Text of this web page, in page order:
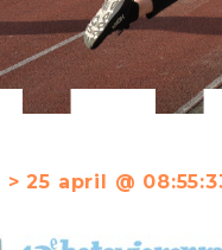
> 25 april @